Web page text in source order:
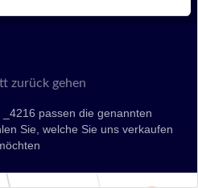
zurück gehen
passen die genannten
Sie, welche Sie uns verkaufen